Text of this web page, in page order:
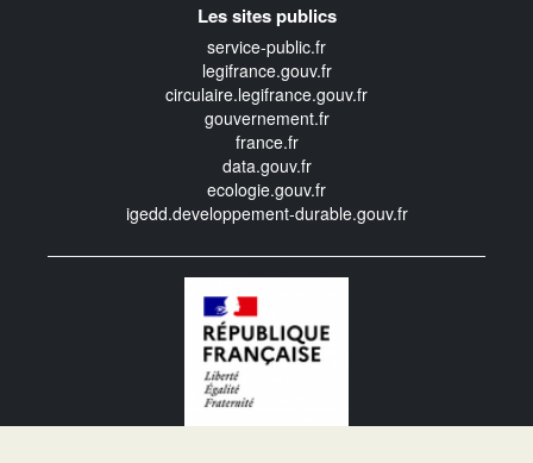
Les sites publics
service-public.fr
legifrance.gouv.fr
circulaire.legifrance.gouv.fr
gouvernement.fr
france.fr
data.gouv.fr
ecologie.gouv.fr
igedd.developpement-durable.gouv.fr